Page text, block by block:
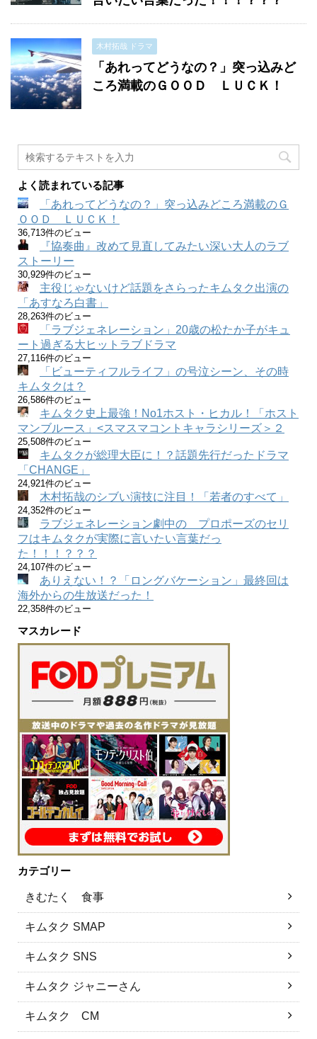
木村拓哉 ドラマ
「あれってどうなの？」突っ込みど
ころ満載のＧＯＯＤ ＬＵＣＫ！
よく読まれている記事
「あれってどうなの？」突っ込みどころ満載のＧ
ＯＯＤ ＬＵＣＫ！
36,713件のビュー
『協奏曲』改めて見直してみたい深い大人のラブ
ストーリー
30,929件のビュー
主役じゃないけど話題をさらったキムタク出演の
「あすなろ白書」
28,263件のビュー
「ラブジェネレーション」20歳の松たか子がキュ
ート過ぎる大ヒットラブドラマ
27,116件のビュー
「ビューティフルライフ」の号泣シーン、その時
キムタクは？
26,586件のビュー
キムタク史上最強！No1ホスト・ヒカル！「ホスト
マンブルース」<スマスマコントキャラシリーズ＞２
25,508件のビュー
キムタクが総理大臣に！？話題先行だったドラマ
「CHANGE」
24,921件のビュー
木村拓哉のシブい演技に注目！「若者のすべて」
24,352件のビュー
ラブジェネレーション劇中の プロポーズのセリ
フはキムタクが実際に言いたい言葉だっ
た！！！？？？
24,107件のビュー
ありえない！？「ロングバケーション」最終回は
海外からの生放送だった！
22,358件のビュー
マスカレード
カテゴリー
きむたく 食事
キムタク SMAP
キムタク SNS
キムタク ジャニーさん
キムタク CM